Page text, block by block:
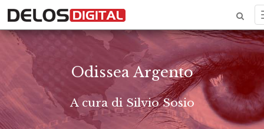
Odissea Argento
A cura di Silvio Sosio